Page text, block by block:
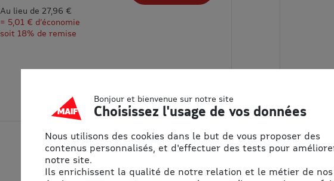
Au lieu de 27,96 €
= 5,01 € d’économie
soit 18% de remise
Bonjour et bienvenue sur notre site
Choisissez l'usage de vos données
Nous utilisons des cookies dans le but de vous proposer des
contenus personnalisés, et d'effectuer des tests pour
notre site.
Ils enrichissent la qualité de notre relation et le métier de nos